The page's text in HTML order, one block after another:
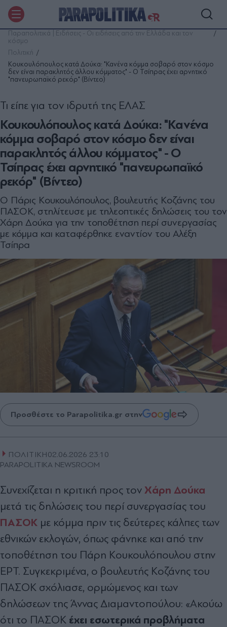
Παραπολιτικά | Ειδήσεις - Οι ειδήσεις από την Ελλάδα και τον
κόσμο
Πολιτική
Κουκουλόπουλος κατά Δούκα: "Κανένα κόμμα σοβαρό στον κόσμο
δεν είναι παρακλητός άλλου κόμματος" - Ο Τσίπρας έχει αρνητικό
"πανευρωπαϊκό ρεκόρ" (Βίντεο)
Κουκουλόπουλος κατά Δούκα: "Κανένα
κόμμα σοβαρό στον κόσμο δεν είναι
παρακλητός άλλου κόμματος" - Ο
Τσίπρας έχει αρνητικό "πανευρωπαϊκό
ρεκόρ" (Βίντεο)
Τι είπε για τον ιδρυτή της ΕΛΑΣ
Ο Πάρις Κουκουλόπουλος, βουλευτής Κοζάνης του
ΠΑΣΟΚ, στηλίτευσε με τηλεοπτικές δηλώσεις του τον
Χάρη Δούκα για την τοποθέτηση περί συνεργασίας
με κόμμα και καταφέρθηκε εναντίον του Αλέξη
Τσίπρα
Προσθέστε το Parapolitika.gr στην
ΠΟΛΙΤΙΚΗ02.06.2026 23:10
PARAPOLITIKA NEWSROOM
Συνεχίζεται η κριτική προς τον Χάρη Δούκα
μετά τις δηλώσεις του περί συνεργασίας του
ΠΑΣΟΚ με κόμμα πριν τις δεύτερες κάλπες των
εθνικών εκλογών, όπως φάνηκε και από την
τοποθέτηση του Πάρη Κουκουλόπουλου στην
ΕΡΤ. Συγκεκριμένα, ο βουλευτής Κοζάνης του
ΠΑΣΟΚ σχόλιασε, ορμώμενος και των
δηλώσεων της Άννας Διαμαντοπούλου: «Ακούω
ότι το ΠΑΣΟΚ έχει εσωτερικά προβλήματα